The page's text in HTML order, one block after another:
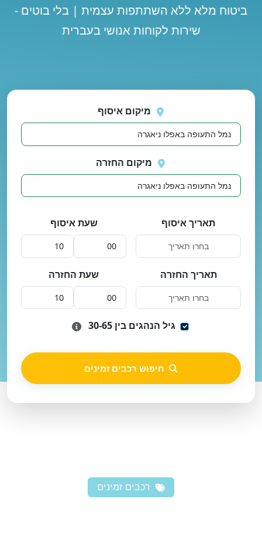
ביטוח מלא ללא השתתפות עצמית | בלי בוטים -
שירות לקוחות אנושי בעברית
שוב
מיקום איסוף
מיקום החזרה
תאריך איסוף שעת איסוף
תאריך החזרה שעת החזרה
גיל הנהגים בין 30-65
חיפוש רכבים זמינים
רכבים זמינים